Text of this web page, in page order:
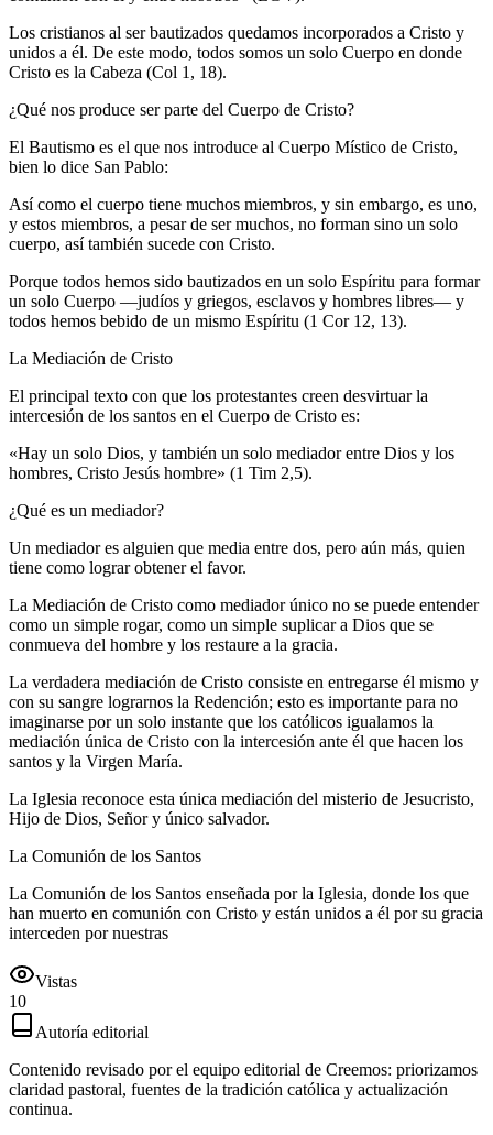
Los cristianos al ser bautizados quedamos incorporados a Cristo y
unidos a él. De este modo, todos somos un solo Cuerpo en donde
Cristo es la Cabeza (Col 1, 18).
¿Qué nos produce ser parte del Cuerpo de Cristo?
El Bautismo es el que nos introduce al Cuerpo Místico de Cristo,
bien lo dice San Pablo:
Así como el cuerpo tiene muchos miembros, y sin embargo, es uno,
y estos miembros, a pesar de ser muchos, no forman sino un solo
cuerpo, así también sucede con Cristo.
Porque todos hemos sido bautizados en un solo Espíritu para formar
un solo Cuerpo —judíos y griegos, esclavos y hombres libres— y
todos hemos bebido de un mismo Espíritu (1 Cor 12, 13).
La Mediación de Cristo
El principal texto con que los protestantes creen desvirtuar la
intercesión de los santos en el Cuerpo de Cristo es:
«Hay un solo Dios, y también un solo mediador entre Dios y los
hombres, Cristo Jesús hombre» (1 Tim 2,5).
¿Qué es un mediador?
Un mediador es alguien que media entre dos, pero aún más, quien
tiene como lograr obtener el favor.
La Mediación de Cristo como mediador único no se puede entender
como un simple rogar, como un simple suplicar a Dios que se
conmueva del hombre y los restaure a la gracia.
La verdadera mediación de Cristo consiste en entregarse él mismo y
con su sangre lograrnos la Redención; esto es importante para no
imaginarse por un solo instante que los católicos igualamos la
mediación única de Cristo con la intercesión ante él que hacen los
santos y la Virgen María.
La Iglesia reconoce esta única mediación del misterio de Jesucristo,
Hijo de Dios, Señor y único salvador.
La Comunión de los Santos
La Comunión de los Santos enseñada por la Iglesia, donde los que
han muerto en comunión con Cristo y están unidos a él por su gracia
interceden por nuestras
Vistas
10
Autoría editorial
Contenido revisado por el equipo editorial de Creemos: priorizamos
claridad pastoral, fuentes de la tradición católica y actualización
continua.